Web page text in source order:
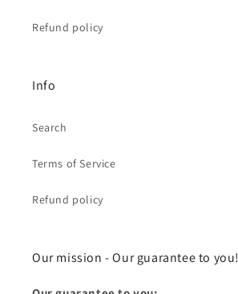
Refund policy
Info
Search
Terms of Service
Refund policy
Our mission - Our guarantee to you!